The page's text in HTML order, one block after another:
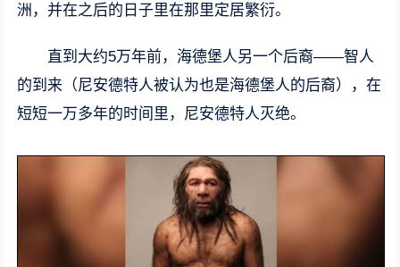
洲，并在之后的日子里在那里定居繁衍。
直到大约5万年前，海德堡人另一个后裔——智人
的到来（尼安德特人被认为也是海德堡人的后裔），在
短短一万多年的时间里，尼安德特人灭绝。